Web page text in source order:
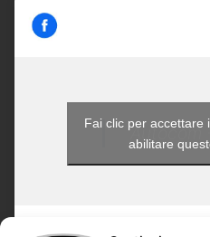
Autocom
Fai clic per accettare
abilitare